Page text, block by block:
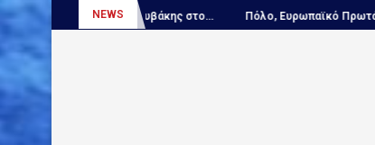
NEWS
Κουτουβάκης στο... Πόλο, Ευρωπαϊκό Πρωτάθλημα Νέων...